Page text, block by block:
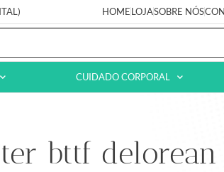
HOMELOJASOBRE NÓS
CUIDADO CORPORAL
bttf